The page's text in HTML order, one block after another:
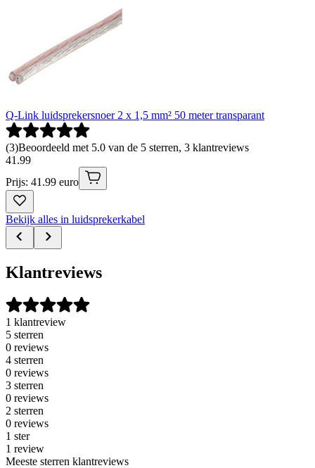
Q-Link luidsprekersnoer 2 x 1,5 mm² 50 meter transparant
(3)Beoordeeld met 5.0 van de 5 sterren, 3 klantreviews
41 .99
Prijs: 41.99 euro
Bekijk alles in luidsprekerkabel
Klantreviews
1 klantreview
5 sterren
0 reviews
4 sterren
0 reviews
3 sterren
0 reviews
2 sterren
0 reviews
1 ster
1 review
Meeste sterren klantreviews